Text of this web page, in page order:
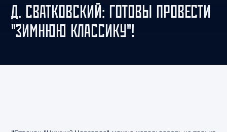
Д. СВАТКОВСКИЙ: ГОТОВЫ ПРОВЕСТИ
"ЗИМНЮЮ КЛАССИКУ"!